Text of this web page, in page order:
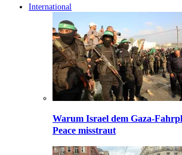
International
Warum Israel dem Gaza-
Peace misstraut